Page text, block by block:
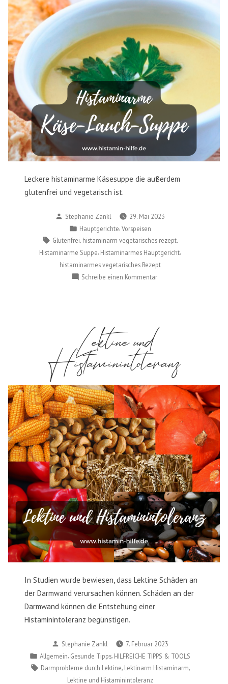
Leckere histaminarme Käsesuppe die außerdem
glutenfrei und vegetarisch ist.
Verfasst
von
Stephanie Zankl
29. Mai 2023
Veröffentlicht
in
Hauptgerichte Vorspeisen
Schlagwörter:
Glutenfrei histaminarm vegetarisches rezept
Histaminarme Suppe, Histaminarmes Hauptgericht,
histaminarmes vegetarisches Rezept
Schreibe einen Kommentarzu
Lektine und
Histaminintoleranz
In Studien wurde bewiesen, dass Lektine Schäden an
der Darmwand verursachen können. Schäden an der
Darmwand können die Entstehung einer
Histaminintoleranz begünstigen.
Verfasst
von
Stephanie Zankl
7. Februar 2023
Veröffentlicht
in
Allgemein Gesunde Tipps HILFREICHE TIPPS & TOOLS
Schlagwörter:
Darmprobleme durch Lektine Lektinarm Histaminarm
Lektine und Histaminintoleranz